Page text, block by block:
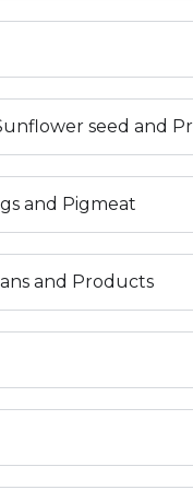
seed and
and Pigmeat
and Products